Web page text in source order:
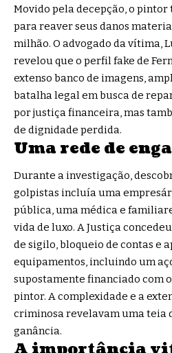
Movido pela decepção, o
para reaver seus danos
milhão. O advogado da vítima,
revelou que o perfil fake de
extenso banco de imagens,
batalha legal em busca de
por justiça financeira, mas
de dignidade perdida.
Uma rede de
Durante a investigação,
golpistas incluía uma
pública, uma médica e
vida de luxo. A Justiça
de sigilo, bloqueio de contas e
equipamentos, incluindo um
supostamente financiado com
pintor. A complexidade e a
criminosa revelavam uma teia
ganância.